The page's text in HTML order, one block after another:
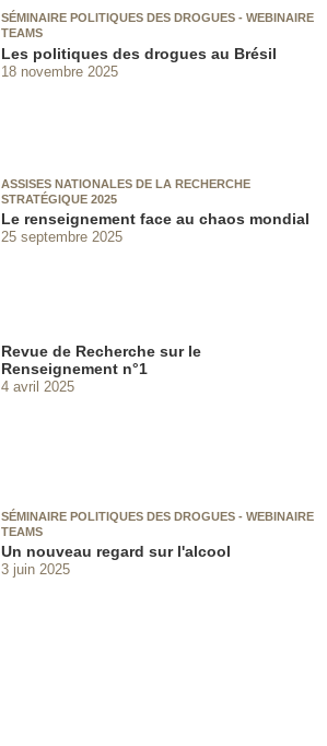
SÉMINAIRE POLITIQUES DES DROGUES - WEBINAIRE
TEAMS
Les politiques des drogues au Brésil
18 novembre 2025
ASSISES NATIONALES DE LA RECHERCHE
STRATÉGIQUE 2025
Le renseignement face au chaos mondial
25 septembre 2025
Revue de Recherche sur le
Renseignement n°1
4 avril 2025
SÉMINAIRE POLITIQUES DES DROGUES - WEBINAIRE
TEAMS
Un nouveau regard sur l'alcool
3 juin 2025